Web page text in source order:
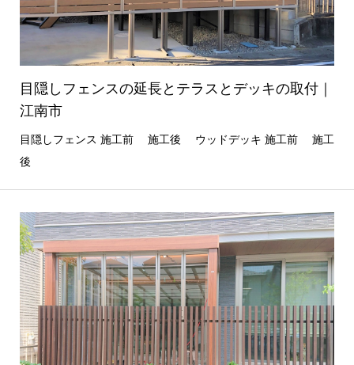
目隠しフェンスの延長とテラスとデッキの取付｜
江南市
目隠しフェンス 施工前 施工後 ウッドデッキ 施工前 施工
後